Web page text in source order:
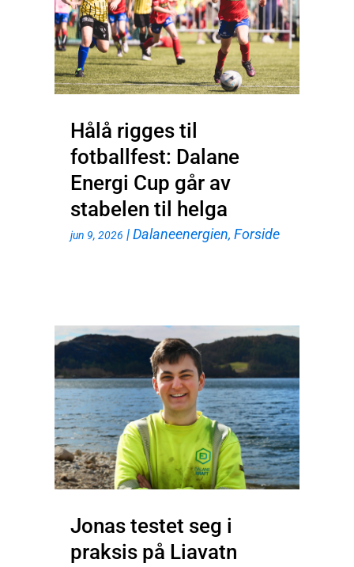
Hålå rigges til
fotballfest: Dalane
Energi Cup går av
stabelen til helga
jun 9, 2026 |Dalaneenergien, Forside
Jonas testet seg i
praksis på Liavatn